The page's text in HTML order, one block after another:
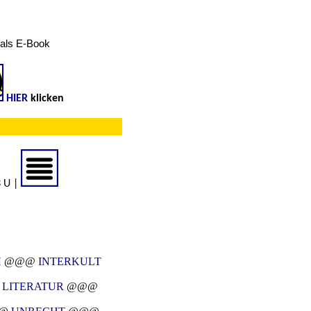
E-Book
HIER klicken
U |
@@@ INTERKULT
LITERATUR @@@